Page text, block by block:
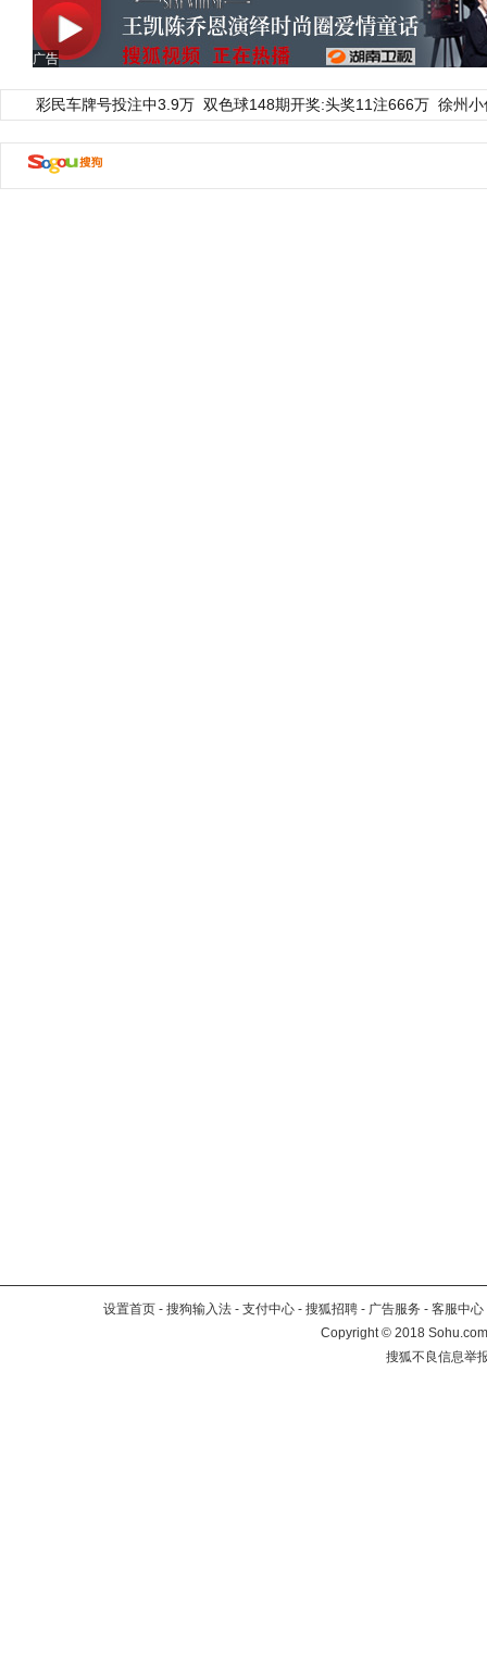
广告
彩民车牌号投注中3.9万 双色球148期开奖:头奖11注666万 徐州
设置首页 - 搜狗输入法 - 支付中心 - 搜狐招聘 - 广告服务 - 客服中心
Copyright©2018
搜狐不良信息举